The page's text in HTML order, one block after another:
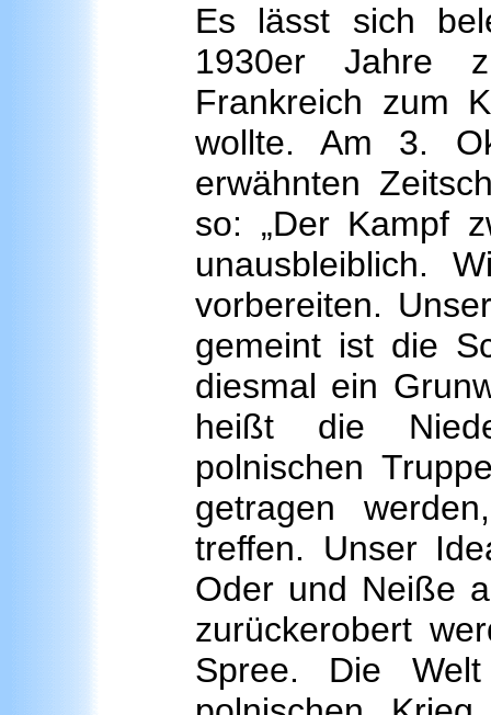
Es lässt sich
1930er Jahre
Frankreich zum
wollte. Am 3.
erwähnten
so: „Der Kampf
unausbleiblich.
vorbereiten.
gemeint ist die
diesmal ein
heißt die
polnischen
getragen
treffen. Unser
Oder und Neiße
zurückerobert
Spree. Die